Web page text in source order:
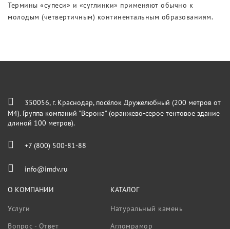
Термины «супеси» и «суглинки» применяют обычно к
молодым (четвертичным) континентальным образованиям.
350056, г. Краснодар, посёлок Дружелюбный (200 метров от
М4). Группа компаний "Верона" (оранжево-серое тентовое здание
длиной 100 метров).
+7 (800) 500-81-88
info@imdv.ru
О КОМПАНИИ
Услуги
Вопрос - Ответ
КАТАЛОГ
Натуральный камень
Агломрамор